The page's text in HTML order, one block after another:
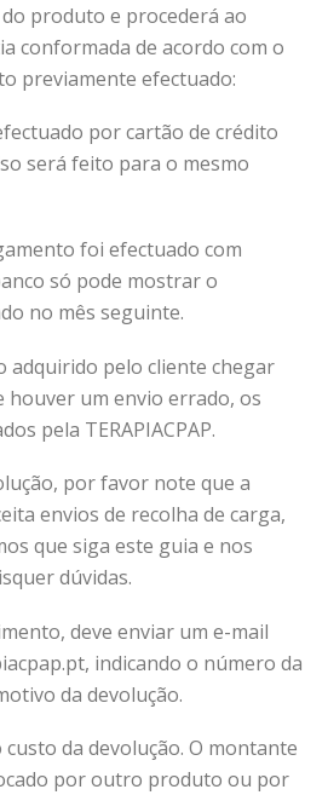
produto e procederá ao
conformada de acordo com o
previamente efectuado:
por cartão de crédito
será feito para o mesmo
foi efectuado com
só pode mostrar o
no mês seguinte.
adquirido pelo cliente chegar
houver um envio errado, os
pela TERAPIACPAP.
por favor note que a
envios de recolha de carga,
que siga este guia e nos
dúvidas.
deve enviar um e-mail
indicando o número da
da devolução.
da devolução. O montante
por outro produto ou por